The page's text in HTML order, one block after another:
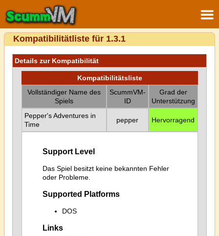
Kompatibilitätliste für 1.3.1
Details zur Kompatibilität
Kompatibilitätsliste
Vollständiger Name des
Spiels
ScummVM-
ID
Grad der
Unterstützung
Pepper's Adventures in
Time
pepper Hervorragend
Support Level
Das Spiel besitzt keine bekannten Fehler
oder Probleme.
Supported Platforms
DOS
Links